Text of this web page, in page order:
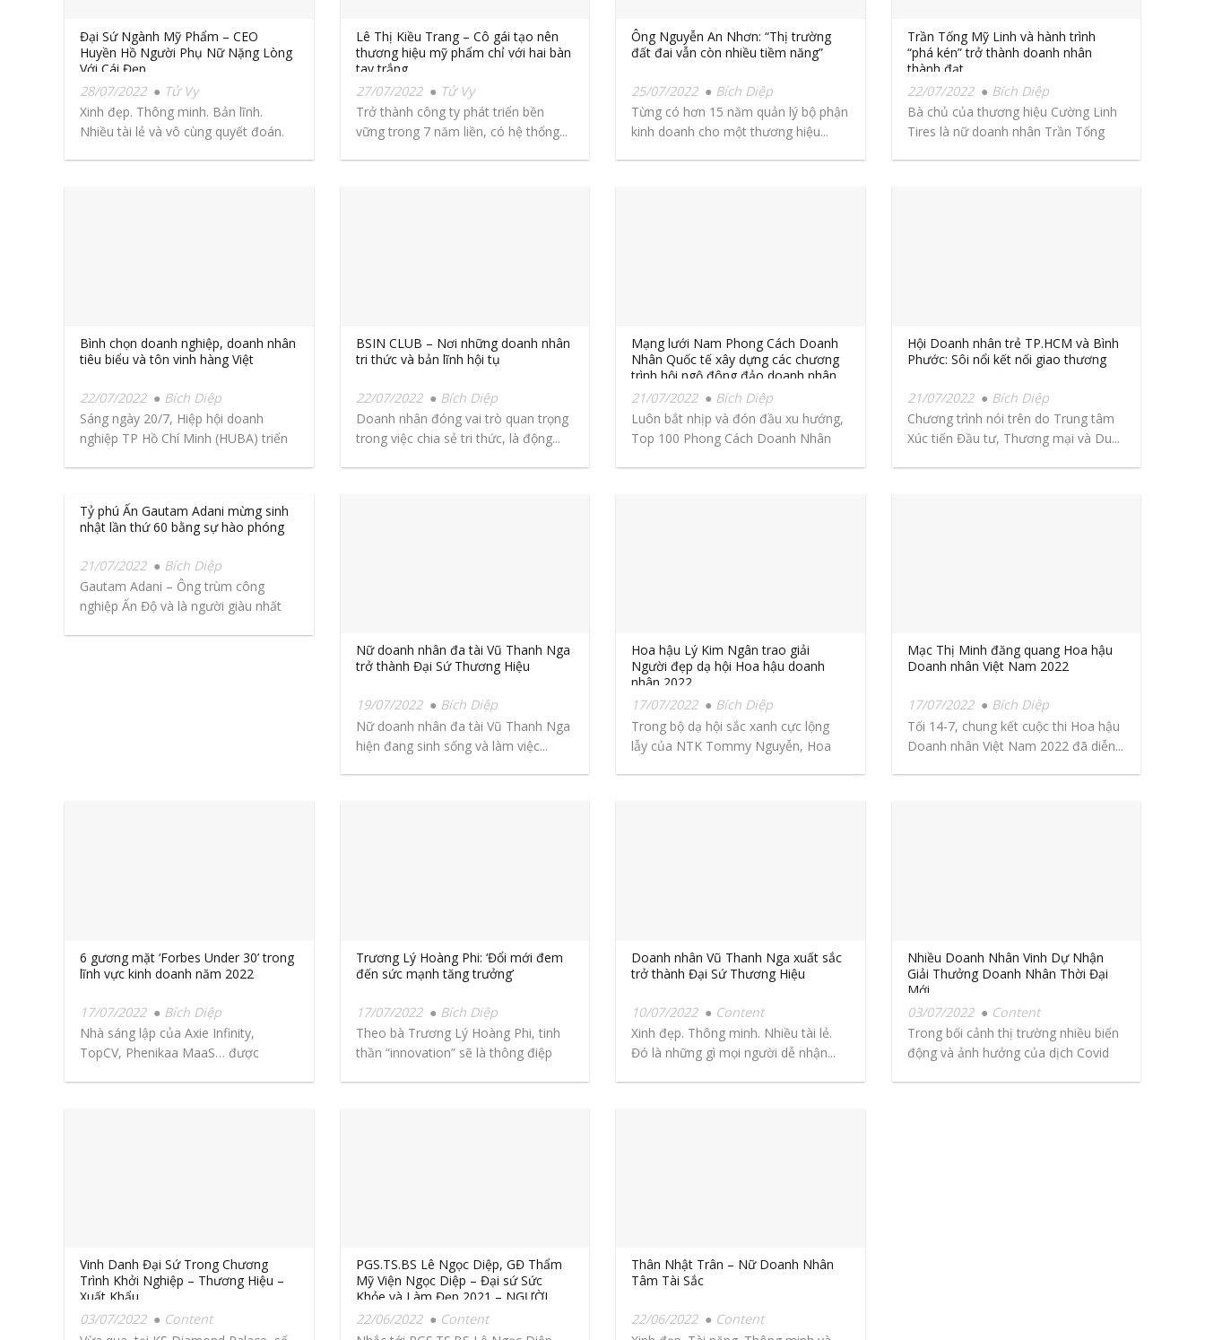
Đại Sứ Ngành Mỹ Phẩm – CEO
Huyền Hồ Người Phụ Nữ Nặng Lòng
Với Cái Đẹp
28/07/2022
Tử Vy
Xinh đẹp. Thông minh. Bản lĩnh.
Nhiều tài lẻ và vô cùng quyết đoán.
Lê Thị Kiều Trang – Cô gái tạo nên
thương hiệu mỹ phẩm chỉ với hai bàn
tay trắng
27/07/2022
Tử Vy
Trở thành công ty phát triển bền
vững trong 7 năm liền, có hệ thống...
Ông Nguyễn An Nhơn: “Thị trường
đất đai vẫn còn nhiều tiềm năng”
25/07/2022
Bích Diệp
Từng có hơn 15 năm quản lý bộ phận
kinh doanh cho một thương hiệu...
Trần Tống Mỹ Linh và hành trình
“phá kén” trở thành doanh nhân
thành đạt
22/07/2022
Bích Diệp
Bà chủ của thương hiệu Cường Linh
Tires là nữ doanh nhân Trần Tống
Bình chọn doanh nghiệp, doanh nhân
tiêu biểu và tôn vinh hàng Việt
22/07/2022
Bích Diệp
Sáng ngày 20/7, Hiệp hội doanh
nghiệp TP Hồ Chí Minh (HUBA) triển
BSIN CLUB – Nơi những doanh nhân
tri thức và bản lĩnh hội tụ
22/07/2022
Bích Diệp
Doanh nhân đóng vai trò quan trọng
trong việc chia sẻ tri thức, là động...
Mạng lưới Nam Phong Cách Doanh
Nhân Quốc tế xây dựng các chương
trình hội ngộ đông đảo doanh nhân
21/07/2022
Bích Diệp
Luôn bắt nhịp và đón đầu xu hướng,
Top 100 Phong Cách Doanh Nhân
Hội Doanh nhân trẻ TP.HCM và Bình
Phước: Sôi nổi kết nối giao thương
21/07/2022
Bích Diệp
Chương trình nói trên do Trung tâm
Xúc tiến Đầu tư, Thương mại và Du...
Tỷ phú Ấn Gautam Adani mừng sinh
nhật lần thứ 60 bằng sự hào phóng
21/07/2022
Bích Diệp
Gautam Adani – Ông trùm công
nghiệp Ấn Độ và là người giàu nhất
Nữ doanh nhân đa tài Vũ Thanh Nga
trở thành Đại Sứ Thương Hiệu
19/07/2022
Bích Diệp
Nữ doanh nhân đa tài Vũ Thanh Nga
hiện đang sinh sống và làm việc...
Hoa hậu Lý Kim Ngân trao giải
Người đẹp dạ hội Hoa hậu doanh
nhân 2022
17/07/2022
Bích Diệp
Trong bộ dạ hội sắc xanh cực lộng
lẫy của NTK Tommy Nguyễn, Hoa
Mạc Thị Minh đăng quang Hoa hậu
Doanh nhân Việt Nam 2022
17/07/2022
Bích Diệp
Tối 14-7, chung kết cuộc thi Hoa hậu
Doanh nhân Việt Nam 2022 đã diễn...
6 gương mặt ‘Forbes Under 30’ trong
lĩnh vực kinh doanh năm 2022
17/07/2022
Bích Diệp
Nhà sáng lập của Axie Infinity,
TopCV, Phenikaa MaaS… được
Trương Lý Hoàng Phi: ‘Đổi mới đem
đến sức mạnh tăng trưởng’
17/07/2022
Bích Diệp
Theo bà Trương Lý Hoàng Phi, tinh
thần “innovation” sẽ là thông điệp
Doanh nhân Vũ Thanh Nga xuất sắc
trở thành Đại Sứ Thương Hiệu
10/07/2022
Content
Xinh đẹp. Thông minh. Nhiều tài lẻ.
Đó là những gì mọi người dễ nhận...
Nhiều Doanh Nhân Vinh Dự Nhận
Giải Thưởng Doanh Nhân Thời Đại
Mới
03/07/2022
Content
Trong bối cảnh thị trường nhiều biến
động và ảnh hưởng của dịch Covid
Vinh Danh Đại Sứ Trong Chương
Trình Khởi Nghiệp – Thương Hiệu –
Xuất Khẩu
03/07/2022
Content
PGS.TS.BS Lê Ngọc Diệp, GĐ Thẩm
Mỹ Viện Ngọc Diệp – Đại sứ Sức
Khỏe và Làm Đẹp 2021 – NGƯỜI
PHỤ NỮ TÂM TẦM TÀI
22/06/2022
Content
Thân Nhật Trân – Nữ Doanh Nhân
Tâm Tài Sắc
22/06/2022
Content